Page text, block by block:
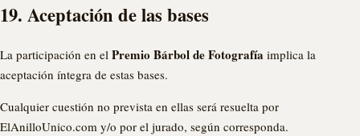
19. Aceptación de las bases
La participación en el Premio Bárbol de Fotografía implica la
aceptación íntegra de estas bases.
Cualquier cuestión no prevista en ellas será resuelta por
ElAnilloUnico.com y/o por el jurado, según corresponda.